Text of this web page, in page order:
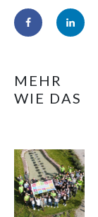
MEHR
WIE DAS